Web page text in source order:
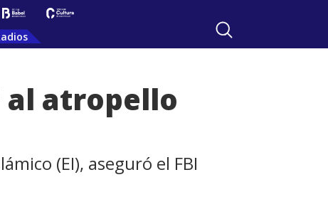
al atropello
(EI), aseguró el FBI